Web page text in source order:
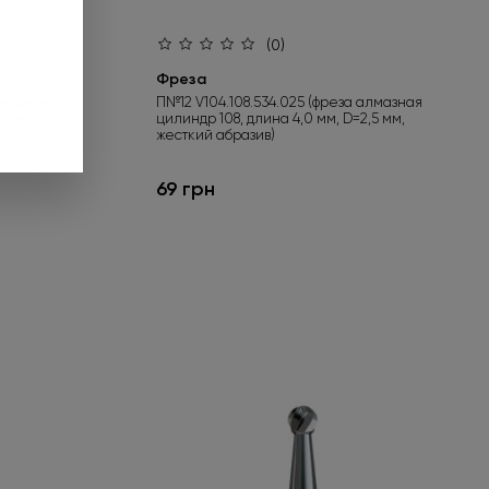
(0)
Фреза
П№12 V104.108.534.025 (фреза алмазная
цилиндр 108, длина 4,0 мм, D=2,5 мм,
жесткий абразив)
69 грн
подарунок».